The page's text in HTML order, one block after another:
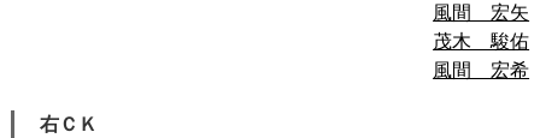
風間 宏矢
茂木 駿佑
風間 宏希
右ＣＫ